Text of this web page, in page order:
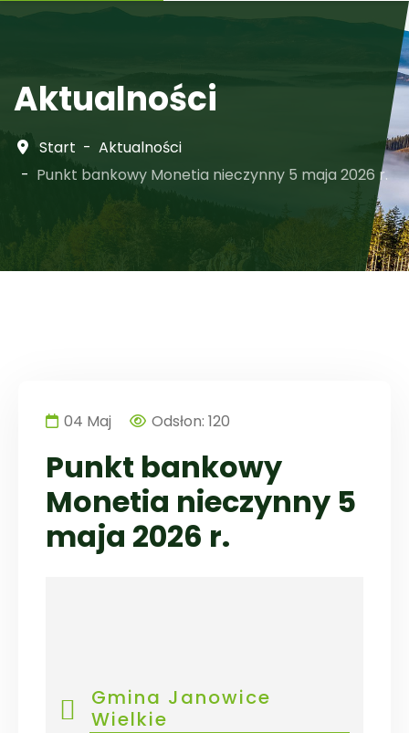
Aktualności
Start
Aktualności
Punkt bankowy Monetia nieczynny 5 maja 2026 r.
04 Maj Odsłon: 120
Punkt bankowy
Monetia nieczynny 5
maja 2026 r.
Gmina Janowice
Wielkie